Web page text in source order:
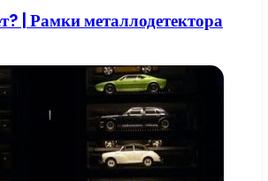
| Рамки металлодетектора